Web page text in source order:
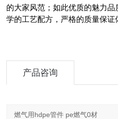
的大家风范；如此优质的魅力
学的工艺配方，严格的质量保证
产品咨询